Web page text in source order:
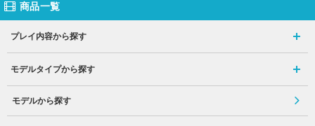
商品一覧
プレイ内容から探す
モデルタイプから探す
モデルから探す